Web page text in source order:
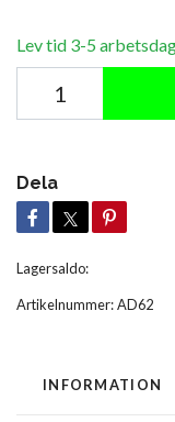
Lev tid 3-5
Dela
Lagersaldo:
Artikelnummer:AD62
INFORMATION